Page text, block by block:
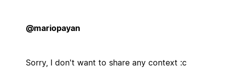
@mariopayan
Sorry, I don't want to share any context :c